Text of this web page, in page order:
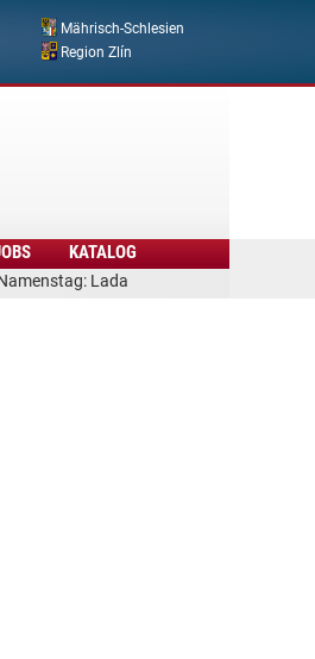
Mährisch-Schlesien
Region Zlín
Lada
KATALOG